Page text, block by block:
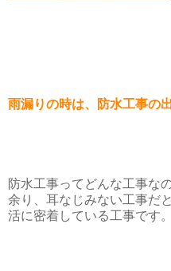
雨漏りの時は、防水工事の
防水工事ってどんな工事なの
余り、耳なじみない工事だ
活に密着している工事です。